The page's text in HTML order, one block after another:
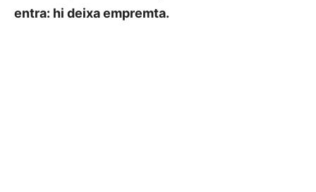
entra: hi deixa empremta.